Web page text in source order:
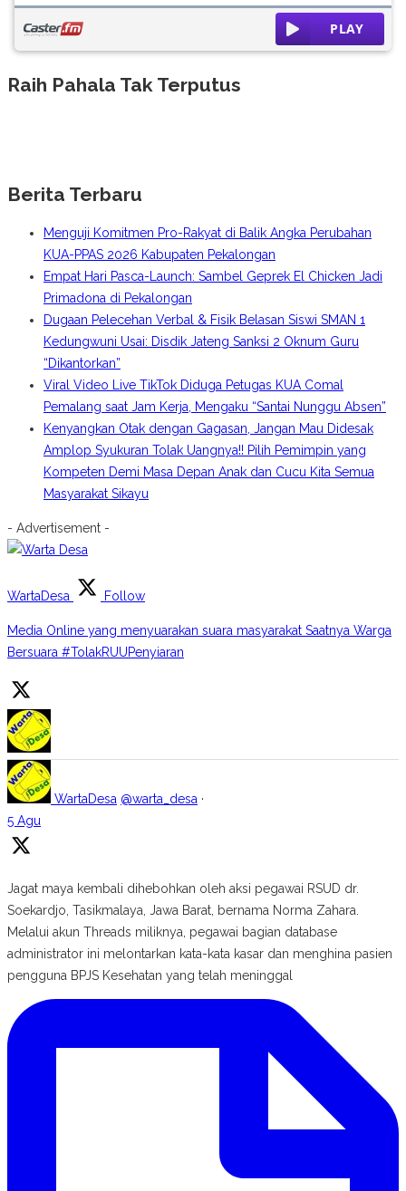
Raih Pahala Tak Terputus
Berita Terbaru
Menguji Komitmen Pro-Rakyat di Balik Angka Perubahan
KUA-PPAS 2026 Kabupaten Pekalongan
Empat Hari Pasca-Launch: Sambel Geprek El Chicken Jadi
Primadona di Pekalongan
Dugaan Pelecehan Verbal & Fisik Belasan Siswi SMAN 1
Kedungwuni Usai: Disdik Jateng Sanksi 2 Oknum Guru
“Dikantorkan”
Viral Video Live TikTok Diduga Petugas KUA Comal
Pemalang saat Jam Kerja, Mengaku “Santai Nunggu Absen”
Kenyangkan Otak dengan Gagasan, Jangan Mau Didesak
Amplop Syukuran Tolak Uangnya!! Pilih Pemimpin yang
Kompeten Demi Masa Depan Anak dan Cucu Kita Semua
Masyarakat Sikayu
- Advertisement -
WartaDesa Follow
Media Online yang menyuarakan suara masyarakat Saatnya Warga
Bersuara #TolakRUUPenyiaran
WartaDesa @warta_desa ·
5 Agu
Jagat maya kembali dihebohkan oleh aksi pegawai RSUD dr.
Soekardjo, Tasikmalaya, Jawa Barat, bernama Norma Zahara.
Melalui akun Threads miliknya, pegawai bagian database
administrator ini melontarkan kata-kata kasar dan menghina pasien
pengguna BPJS Kesehatan yang telah meninggal